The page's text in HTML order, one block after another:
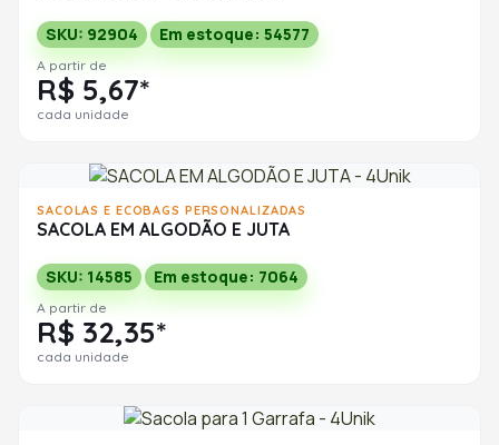
SKU: 92904 Em estoque: 54577
A partir de
R$ 5,67*
cada unidade
SACOLAS E ECOBAGS PERSONALIZADAS
SACOLA EM ALGODÃO E JUTA
SKU: 14585 Em estoque: 7064
A partir de
R$ 32,35*
cada unidade